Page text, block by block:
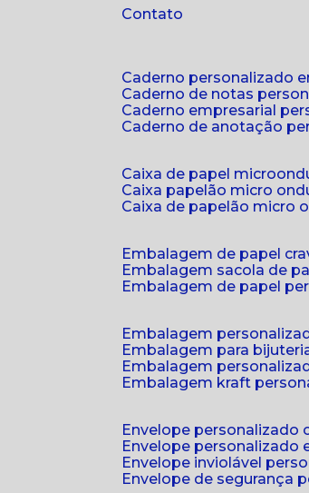
Contato
caderno personalizado
caderno de notas
caderno empresarial
caderno de anotação
caixa de papel
caixa papelão micro
caixa de papelão micro
embalagem de papel
embalagem sacola de
embalagem de papel
embalagem
embalagem para
embalagem
embalagem kraft
envelope personalizado
envelope personalizado
envelope inviolável
envelope de segurança